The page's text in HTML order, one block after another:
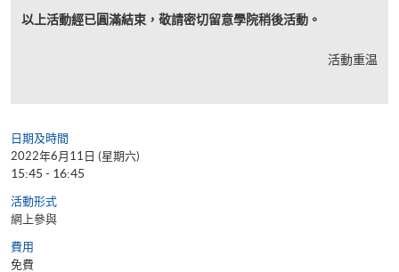
以上活動經已圓滿結束，敬請密切留意學院稍後活動。
活動重温
日期及時間
2022年6月11日 (星期六)
15:45 - 16:45
活動形式
網上參與
費用
免費